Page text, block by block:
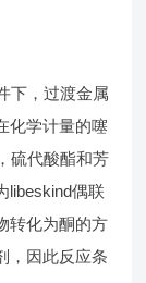
下，过渡金属
化学计量的噻
硫代酸酯和芳
libeskind偶联
转化为酮的方
，因此反应条